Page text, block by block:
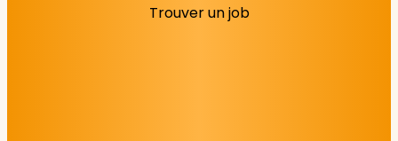
Trouver un job